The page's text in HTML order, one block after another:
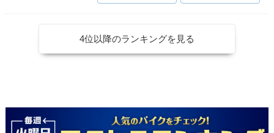
4位以降のランキングを見る